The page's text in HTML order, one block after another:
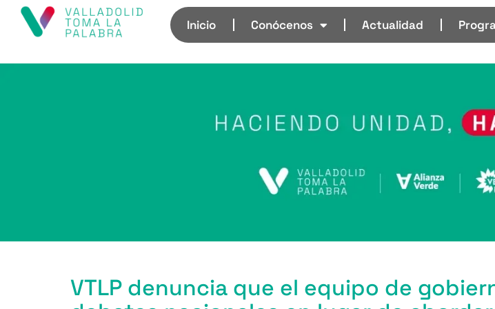
Inicio Conócenos Actualidad
VTLP denuncia que el equipo de